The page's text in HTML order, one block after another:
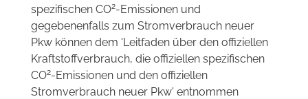
spezifischen CO2-Emissionen und
gegebenenfalls zum Stromverbrauch neuer
Pkw können dem 'Leitfaden über den offiziellen
Kraftstoffverbrauch, die offiziellen spezifischen
CO2-Emissionen und den offiziellen
Stromverbrauch neuer Pkw' entnommen